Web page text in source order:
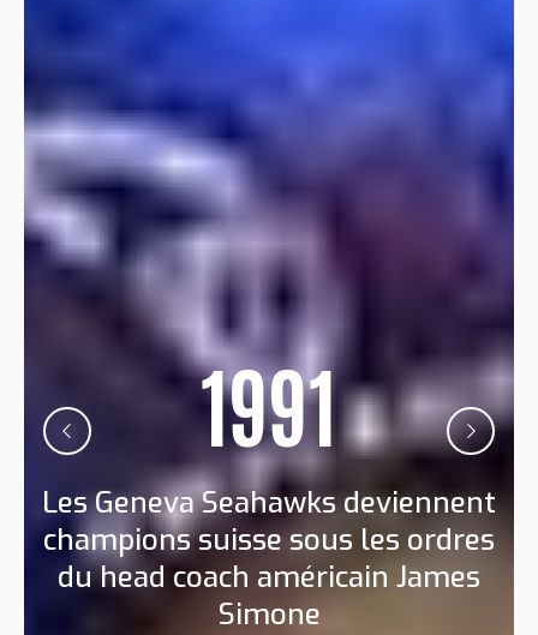
1986
Création du club par Richard Ray
1991
Les Geneva Seahawks deviennent
champions suisse sous les ordres
du head coach américain James
Simone